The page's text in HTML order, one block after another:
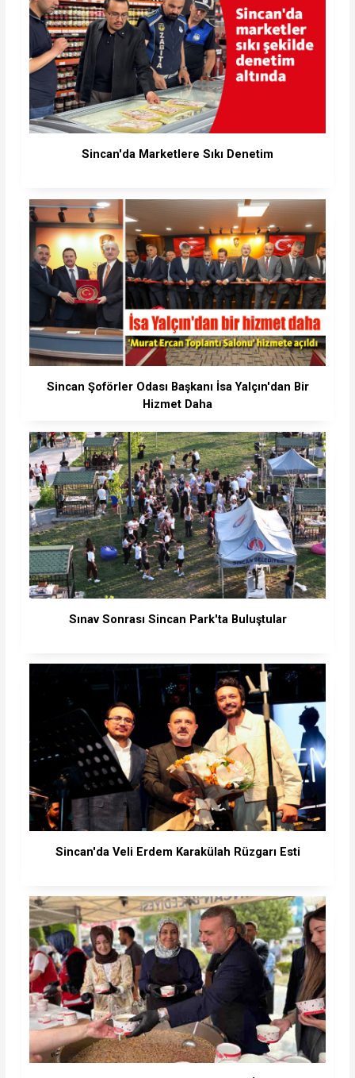
Sincan'da Marketlere Sıkı Denetim
Sincan Şoförler Odası Başkanı İsa Yalçın'dan Bir
Hizmet Daha
Sınav Sonrası Sincan Park'ta Buluştular
Sincan'da Veli Erdem Karakülah Rüzgarı Esti